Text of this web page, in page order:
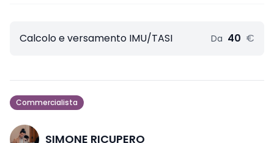
Calcolo e versamento IMU/TASI Da 40 €
Commercialista
SIMONE RICUPERO